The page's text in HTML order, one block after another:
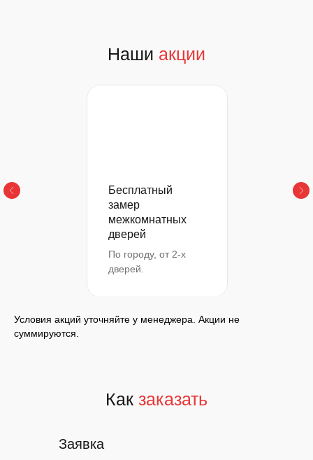
Наши акции
Бесплатный
замер
межкомнатных
дверей
По городу, от 2-х
дверей.
Условия акций уточняйте у менеджера. Акции не
суммируются.
Как заказать
Заявка